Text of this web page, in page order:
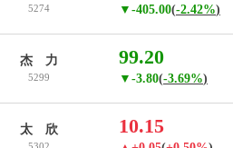
5274 ▼-405.00(-2.42%)
杰 力
5299
99.20
▼-3.80(-3.69%)
太 欣 10.15